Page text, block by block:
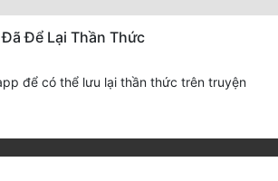
Để Lại Thần Thức
để có thể lưu lại thần thức trên truyện